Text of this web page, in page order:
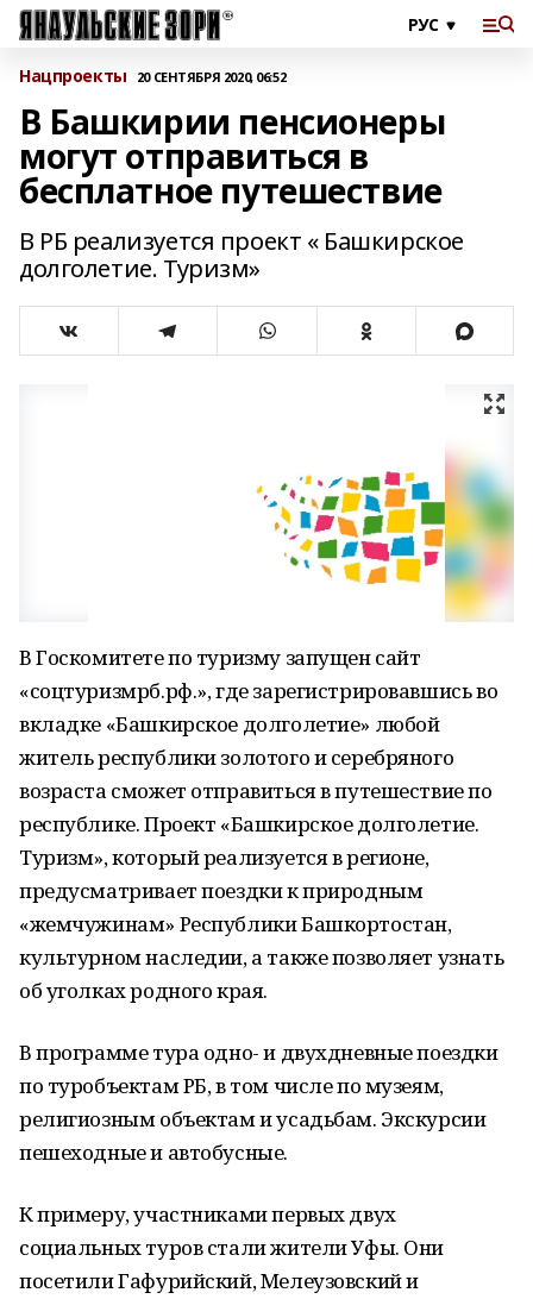
Нацпроекты 20 СЕНТЯБРЯ 2020, 06:52
В Башкирии пенсионеры
могут отправиться в
бесплатное путешествие
В РБ реализуется проект « Башкирское
долголетие. Туризм»
В Госкомитете по туризму запущен сайт
«соцтуризмрб.рф.», где зарегистрировавшись во
вкладке «Башкирское долголетие» любой
житель республики золотого и серебряного
возраста сможет отправиться в путешествие по
республике. Проект «Башкирское долголетие.
Туризм», который реализуется в регионе,
предусматривает поездки к природным
«жемчужинам» Республики Башкортостан,
культурном наследии, а также позволяет узнать
об уголках родного края.
В программе тура одно- и двухдневные поездки
по туробъектам РБ, в том числе по музеям,
религиозным объектам и усадьбам. Экскурсии
пешеходные и автобусные.
К примеру, участниками первых двух
социальных туров стали жители Уфы. Они
посетили Гафурийский, Мелеузовский и